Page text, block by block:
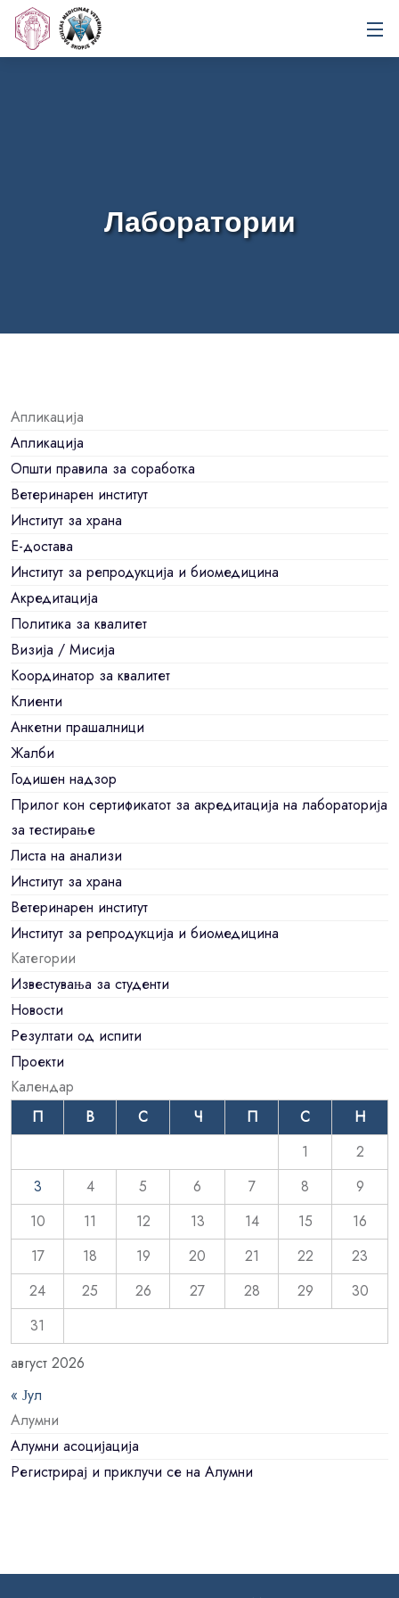
Лаборатории
Апликација
Апликација
Општи правила за соработка
Ветеринарен институт
Институт за храна
Е-достава
Институт за репродукција и биомедицина
Акредитација
Политика за квалитет
Визија / Мисија
Координатор за квалитет
Клиенти
Анкетни прашалници
Жалби
Годишен надзор
Прилог кон сертификатот за акредитација на лабораторија
за тестирање
Листа на анализи
Институт за храна
Ветеринарен институт
Институт за репродукција и биомедицина
Категории
Известувања за студенти
Новости
Резултати од испити
Проекти
Календар
август 2026
П В С Ч П С
Н
1
2
3
4 5 6 7 8
9
10
11 12 13 14 15
16
17
18 19 20 21 22
23
24
25 26 27 28 29
30
31
« Јул
Алумни
Алумни асоцијација
Регистрирај и приклучи се на Алумни